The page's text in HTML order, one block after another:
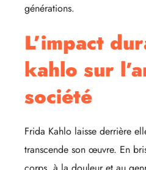
générations.
L’impact
kahlo sur
société
Frida Kahlo laisse derrière
transcende son œuvre. En